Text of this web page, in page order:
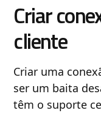
Criar
cliente
Criar uma
ser um baita
têm o suporte